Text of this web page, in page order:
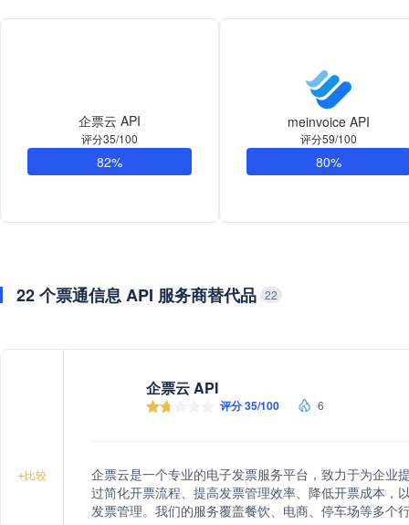
企票云 API
评分35/100
82%
meinvoice API
评分59/100
80%
22 个票通信息 API 服务商替代品 22
+比较
企票云 API
评分 35/100 6
企票云是一个专业的电子发票服务平台，致力于为企业
过简化开票流程、提高发票管理效率、降低开票成本，
发票管理。我们的服务覆盖餐饮、电商、停车场等多个